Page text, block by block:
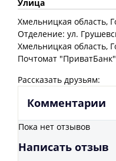
Улица
Хмельницкая область,
Отделение: ул.
Хмельницкая область,
Почтомат
Рассказать друзьям:
Комментарии
Пока нет отзывов
Написать отзыв